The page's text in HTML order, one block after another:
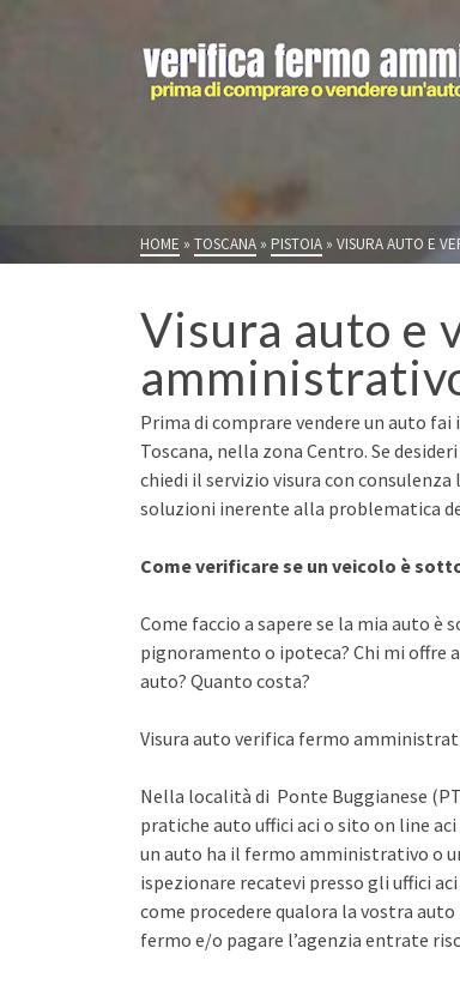
HOME » TOSCANA » PISTOIA » VISURA AUTO E
Visura auto e
Prima di comprare vendere un auto
Toscana, nella zona Centro. Se
chiedi il servizio visura con
soluzioni inerente alla problematica
Come verificare se un veicolo è
Come faccio a sapere se la mia auto
pignoramento o ipoteca? Chi mi offre
auto? Quanto costa?
Visura auto verifica fermo
Nella località di Ponte Buggianese
pratiche auto uffici aci o sito on line
un auto ha il fermo amministrativo o
ispezionare recatevi presso gli uffici
come procedere qualora la vostra
fermo e/o pagare l’agenzia entrate